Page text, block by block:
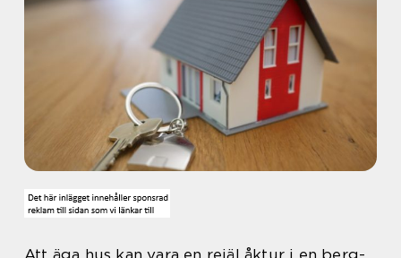
Att äga hus kan vara en rejäl åktur i en berg-